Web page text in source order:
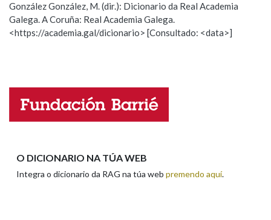
Nome
Comentario
González González, M. (dir.): Dicionario da Real Academia
Galega. A Coruña: Real Academia Galega.
<https://academia.gal/dicionario> [Consultado: <data>]
O DICIONARIO NA TÚA WEB
Integra o dicionario da RAG na túa web premendo aquí.